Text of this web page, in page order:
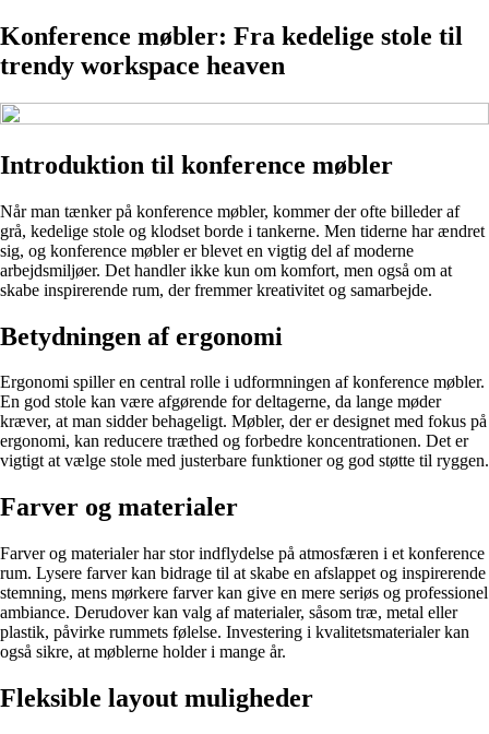
Konference møbler: Fra kedelige stole til
trendy workspace heaven
Introduktion til konference møbler
Når man tænker på konference møbler, kommer der ofte billeder af
grå, kedelige stole og klodset borde i tankerne. Men tiderne har ændret
sig, og konference møbler er blevet en vigtig del af moderne
arbejdsmiljøer. Det handler ikke kun om komfort, men også om at
skabe inspirerende rum, der fremmer kreativitet og samarbejde.
Betydningen af ergonomi
Ergonomi spiller en central rolle i udformningen af konference møbler.
En god stole kan være afgørende for deltagerne, da lange møder
kræver, at man sidder behageligt. Møbler, der er designet med fokus på
ergonomi, kan reducere træthed og forbedre koncentrationen. Det er
vigtigt at vælge stole med justerbare funktioner og god støtte til ryggen.
Farver og materialer
Farver og materialer har stor indflydelse på atmosfæren i et konference
rum. Lysere farver kan bidrage til at skabe en afslappet og inspirerende
stemning, mens mørkere farver kan give en mere seriøs og professionel
ambiance. Derudover kan valg af materialer, såsom træ, metal eller
plastik, påvirke rummets følelse. Investering i kvalitetsmaterialer kan
også sikre, at møblerne holder i mange år.
Fleksible layout muligheder